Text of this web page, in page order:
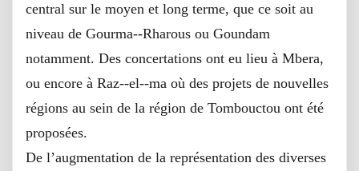
central sur le moyen et long terme, que ce soit au
niveau de Gourma-‐Rharous ou Goundam
notamment. Des concertations ont eu lieu à Mbera,
ou encore à Raz-‐el-‐ma où des projets de nouvelles
régions au sein de la région de Tombouctou ont été
proposées.
De l’augmentation de la représentation des diverses